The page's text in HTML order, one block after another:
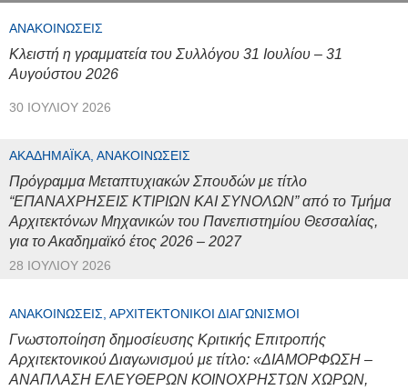
ΑΝΑΚΟΙΝΏΣΕΙΣ
Κλειστή η γραμματεία του Συλλόγου 31 Ιουλίου – 31
Αυγούστου 2026
30 ΙΟΥΛΊΟΥ 2026
ΑΚΑΔΗΜΑΪΚΆ, ΑΝΑΚΟΙΝΏΣΕΙΣ
Πρόγραμμα Μεταπτυχιακών Σπουδών με τίτλο
“ΕΠΑΝΑΧΡΗΣΕΙΣ ΚΤΙΡΙΩΝ ΚΑΙ ΣΥΝΟΛΩΝ” από το Τμήμα
Αρχιτεκτόνων Μηχανικών του Πανεπιστημίου Θεσσαλίας,
για το Ακαδημαϊκό έτος 2026 – 2027
28 ΙΟΥΛΊΟΥ 2026
ΑΝΑΚΟΙΝΏΣΕΙΣ, ΑΡΧΙΤΕΚΤΟΝΙΚΟΊ ΔΙΑΓΩΝΙΣΜΟΊ
Γνωστοποίηση δημοσίευσης Κριτικής Επιτροπής
Αρχιτεκτονικού Διαγωνισμού με τίτλο: «ΔΙΑΜΟΡΦΩΣΗ –
ΑΝΑΠΛΑΣΗ ΕΛΕΥΘΕΡΩΝ ΚΟΙΝΟΧΡΗΣΤΩΝ ΧΩΡΩΝ,